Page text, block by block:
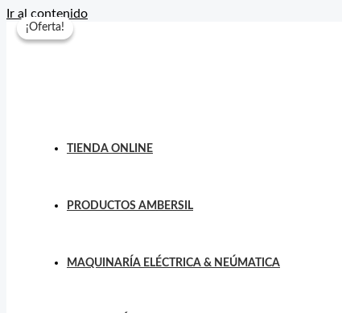
Ir al contenido
TIENDA ONLINE
PRODUCTOS AMBERSIL
MAQUINARÍA ELÉCTRICA & NEÚMATICA
¡Oferta!
¡Oferta!